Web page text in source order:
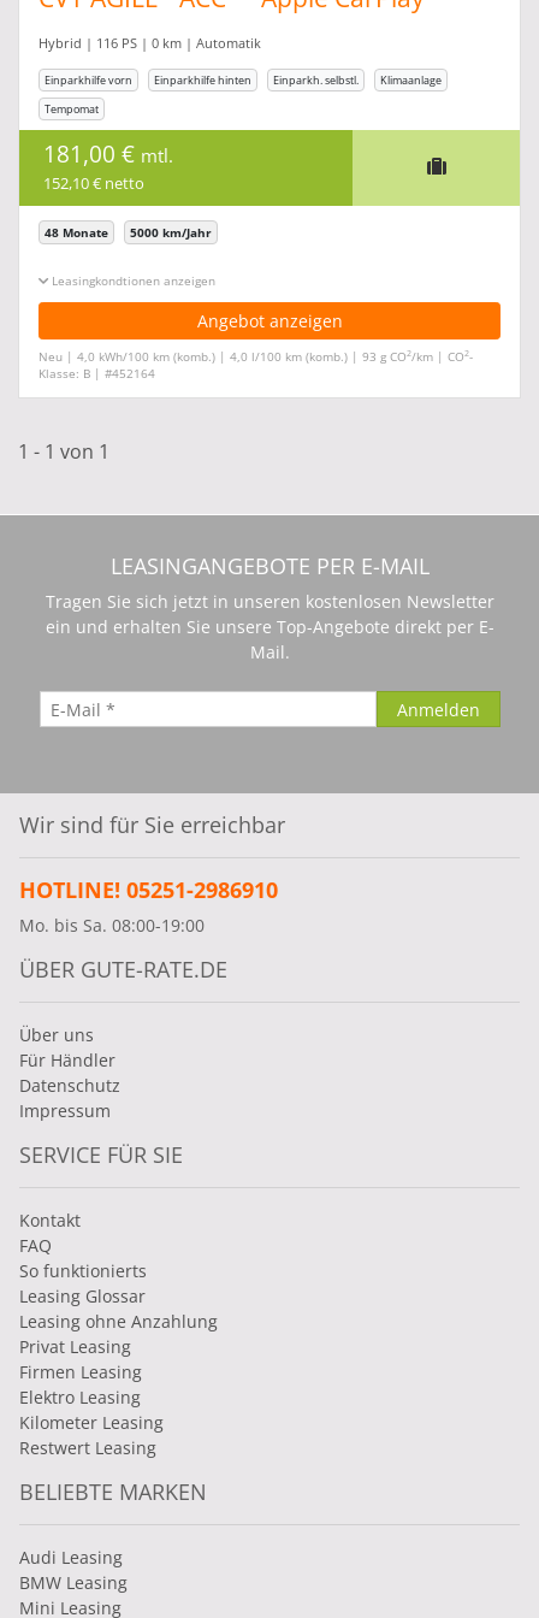
Hybrid | 116 PS | 0 km | Automatik
Einparkhilfe vorn Einparkhilfe hinten Einparkh. selbstl.
Klimaanlage
Tempomat
181,00 € mtl.
152,10 € netto
48 Monate 5000 km/Jahr
Leasingkonditionen ein-/ausblenden
Angebot anzeigen
Neu | 4,0 kWh/100 km (komb.) | 4,0 l/100 km (komb.) | 93 g CO2/km | CO2-
Klasse: B | #452164
1 - 1 von 1
LEASINGANGEBOTE PER E-MAIL
Tragen Sie sich jetzt in unseren kostenlosen Newsletter
ein und erhalten Sie unsere Top-Angebote direkt per E-
Mail.
Wir sind für Sie erreichbar
HOTLINE! 05251-2986910
Mo. bis Sa. 08:00-19:00
ÜBER GUTE-RATE.DE
Über uns
Für Händler
Datenschutz
Impressum
SERVICE FÜR SIE
Kontakt
FAQ
So funktionierts
Leasing Glossar
Leasing ohne Anzahlung
Privat Leasing
Firmen Leasing
Elektro Leasing
Kilometer Leasing
Restwert Leasing
BELIEBTE MARKEN
Audi Leasing
BMW Leasing
Mini Leasing